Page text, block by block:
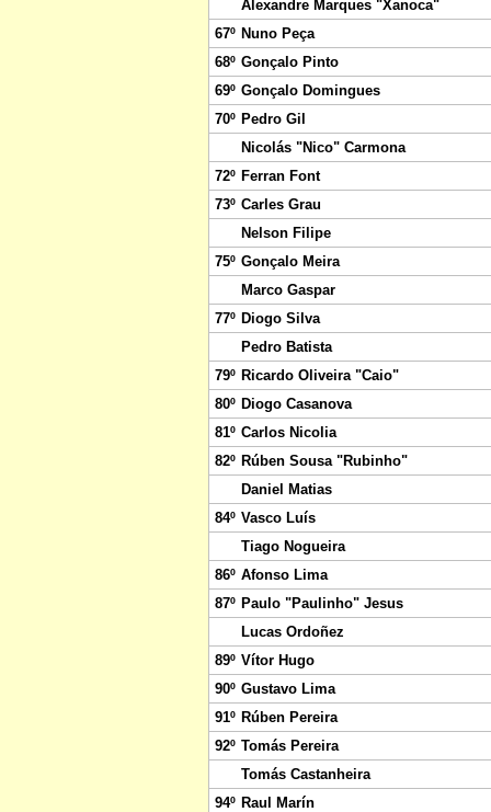
Alexandre Marques "Xanoca"
67º Nuno Peça
68º Gonçalo Pinto
69º Gonçalo Domingues
70º Pedro Gil
Nicolás "Nico" Carmona
72º Ferran Font
73º Carles Grau
Nelson Filipe
75º Gonçalo Meira
Marco Gaspar
77º Diogo Silva
Pedro Batista
79º Ricardo Oliveira "Caio"
80º Diogo Casanova
81º Carlos Nicolia
82º Rúben Sousa "Rubinho"
Daniel Matias
84º Vasco Luís
Tiago Nogueira
86º Afonso Lima
87º Paulo "Paulinho" Jesus
Lucas Ordoñez
89º Vítor Hugo
90º Gustavo Lima
91º Rúben Pereira
92º Tomás Pereira
Tomás Castanheira
94º Raul Marín